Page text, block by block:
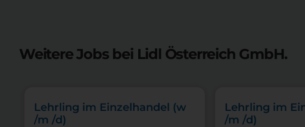
Weitere Jobs bei Lidl Österreich GmbH.
Lehrling im Einzelhandel (w
/m /d)
Lehrling im
/m /d)